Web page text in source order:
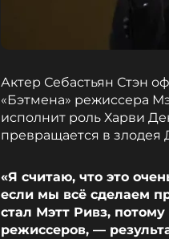
Актер Себастьян Стэн
«Бэтмена» режиссера
исполнит роль Харви
превращается в злодея
«Я считаю, что это
если мы всё сделаем
стал Мэтт Ривз,
режиссеров, —